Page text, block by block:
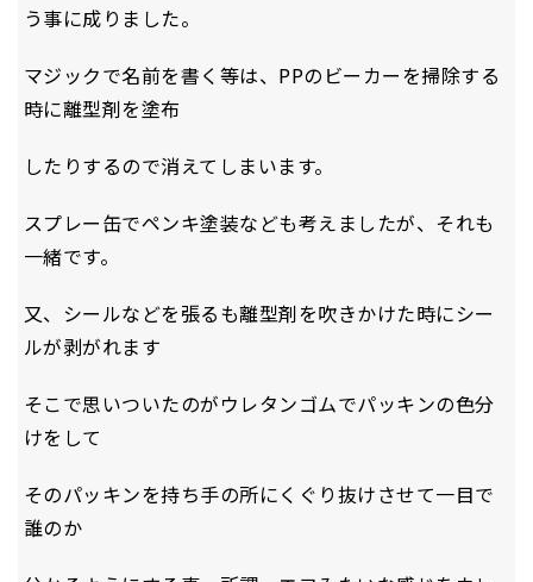
う事に成りました。
マジックで名前を書く等は、PPのビーカーを掃除する
時に離型剤を塗布
したりするので消えてしまいます。
スプレー缶でペンキ塗装なども考えましたが、それも
一緒です。
又、シールなどを張るも離型剤を吹きかけた時にシー
ルが剥がれます
そこで思いついたのがウレタンゴムでパッキンの色分
けをして
そのパッキンを持ち手の所にくぐり抜けさせて一目で
誰のか